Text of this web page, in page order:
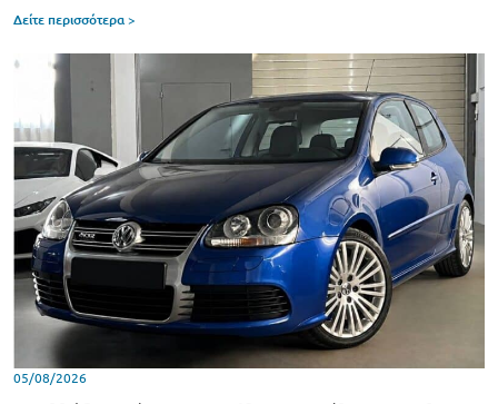
Δείτε περισσότερα >
05/08/2026